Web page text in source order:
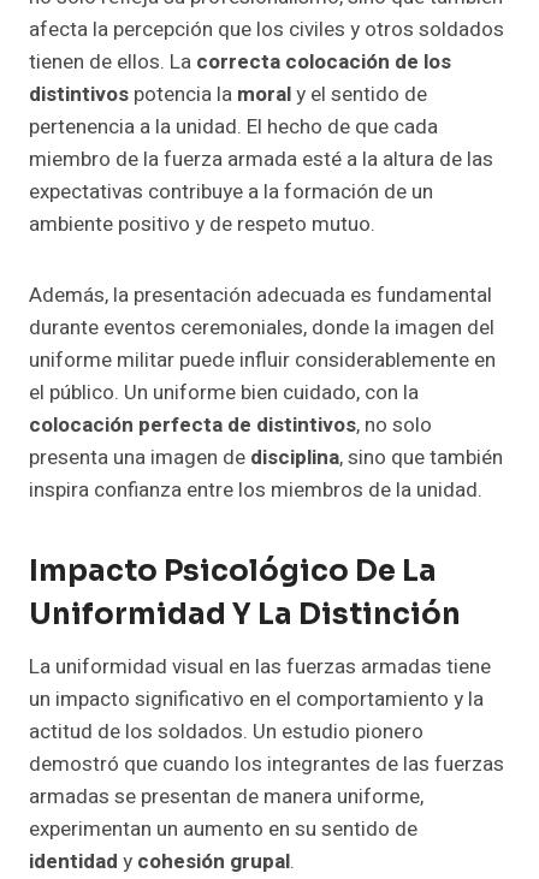
afecta la percepción que los civiles y otros soldados
tienen de ellos. La correcta colocación de los
distintivos potencia la moraly el sentido de
pertenencia a la unidad. El hecho de que cada
miembro de la fuerza armada esté a la altura de las
expectativas contribuye a la formación de un
ambiente positivo y de respeto mutuo.
Además, la presentación adecuada es fundamental
durante eventos ceremoniales, donde la imagen del
uniforme militar puede influir considerablemente en
el público. Un uniforme bien cuidado, con la
colocación perfecta de distintivos, no solo
presenta una imagen de disciplina, sino que también
inspira confianza entre los miembros de la unidad.
Impacto Psicológico De La
Uniformidad Y La Distinción
La uniformidad visual en las fuerzas armadas tiene
un impacto significativo en el comportamiento y la
actitud de los soldados. Un estudio pionero
demostró que cuando los integrantes de las fuerzas
armadas se presentan de manera uniforme,
experimentan un aumento en su sentido de
identidad y cohesión grupal.